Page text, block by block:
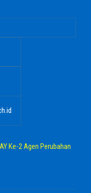
Ke-2 Agen Perubahan